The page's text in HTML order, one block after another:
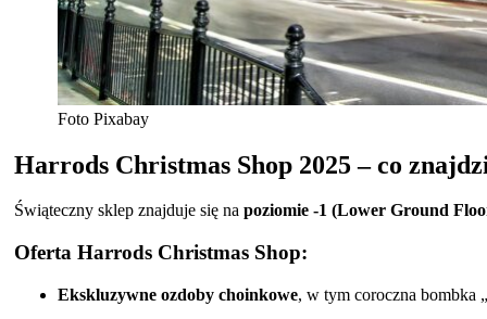
Foto Pixabay
Harrods Christmas Shop 2025 – co
Świąteczny sklep znajduje się na poziomie -1 (Lower Ground
Oferta Harrods Christmas Shop:
Ekskluzywne ozdoby choinkowe, w tym coroczna bombka